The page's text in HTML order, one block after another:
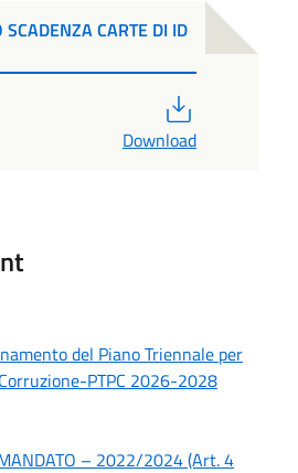
SCADENZA CARTE DI ID
Download
del Piano Triennale per
PTPC 2026-2028
– 2022/2024 (Art. 4